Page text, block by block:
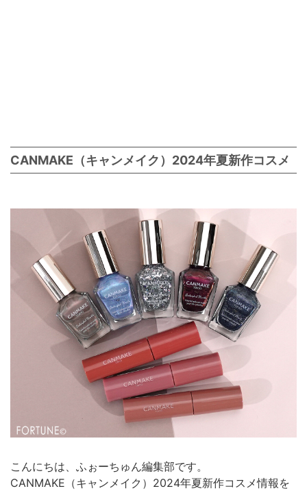
CANMAKE（キャンメイク）2024年夏新作コスメ
こんにちは、ふぉーちゅん編集部です。
CANMAKE（キャンメイク）2024年夏新作コスメ情報を